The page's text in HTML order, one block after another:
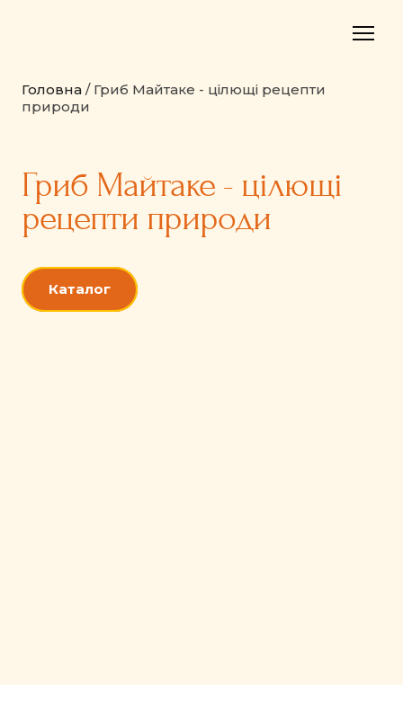
Головна / Гриб Майтаке - цілющі рецепти
природи
Гриб Майтаке - цілющі
рецепти природи
Каталог